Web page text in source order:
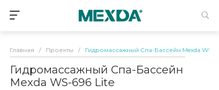
Главная / Проекты / Гидромассажный Спа-Бассейн Mexda WS-
Гидромассажный Спа-Бассейн
Mexda WS-696 Lite